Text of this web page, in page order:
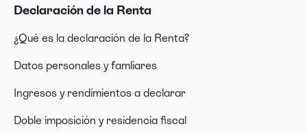
Declaración de la Renta
¿Qué es la declaración de la Renta?
Datos personales y famliares
Ingresos y rendimientos a declarar
Doble imposición y residencia fiscal